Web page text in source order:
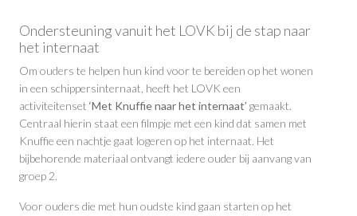
Ondersteuning vanuit het LOVK bij de stap naar
het internaat
Om ouders te helpen hun kind voor te bereiden op het wonen
in een schippersinternaat, heeft het LOVK een
activiteitenset ‘Met Knuffie naar het internaat’ gemaakt.
Centraal hierin staat een filmpje met een kind dat samen met
Knuffie een nachtje gaat logeren op het internaat. Het
bijbehorende materiaal ontvangt iedere ouder bij aanvang van
groep 2.
Voor ouders die met hun oudste kind gaan starten op het